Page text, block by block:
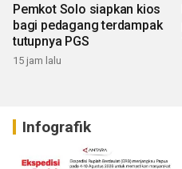
Pemkot Solo siapkan kios
bagi pedagang terdampak
tutupnya PGS
15 jam lalu
Infografik